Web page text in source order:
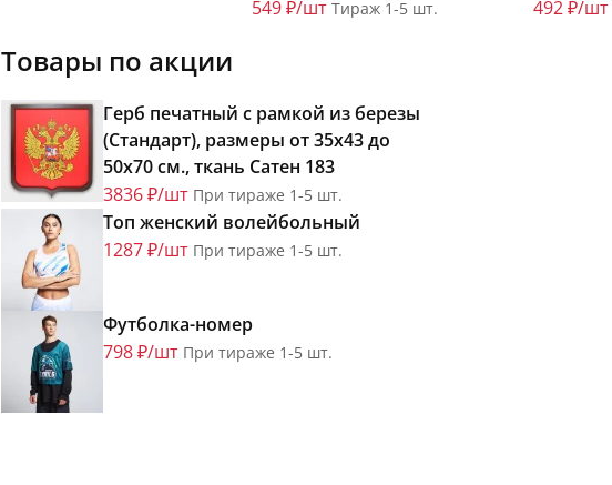
549 ₽/шт Тираж 1-5 шт.
492 ₽/шт
Товары по акции
Герб печатный с рамкой из березы
(Стандарт), размеры от 35х43 до
50х70 см., ткань Сатен 183
3836 ₽/шт При тираже 1-5 шт.
Топ женский волейбольный
1287 ₽/шт При тираже 1-5 шт.
Футболка-номер
798 ₽/шт При тираже 1-5 шт.